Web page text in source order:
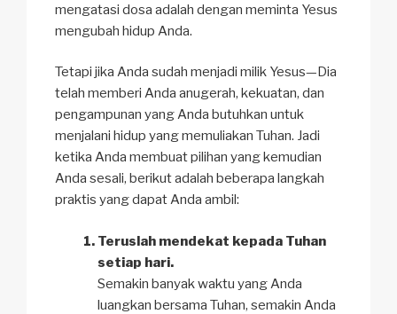
mengatasi dosa adalah dengan meminta Yesus
mengubah hidup Anda.
Tetapi jika Anda sudah menjadi milik Yesus—Dia
telah memberi Anda anugerah, kekuatan, dan
pengampunan yang Anda butuhkan untuk
menjalani hidup yang memuliakan Tuhan. Jadi
ketika Anda membuat pilihan yang kemudian
Anda sesali, berikut adalah beberapa langkah
praktis yang dapat Anda ambil:
Teruslah mendekat kepada Tuhan
setiap hari.
Semakin banyak waktu yang Anda
luangkan bersama Tuhan, semakin Anda